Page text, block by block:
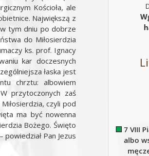
Kościoła, ale
Największą z
w tym dniu po dobrze
do Miłosierdzia
ks. prof. Ignacy
kar doczesnych
łaska jest
chrztu: albowiem
przytoczonych zaś
czyli pod
ma być nowenna
Bożego. Święto
Pan Jezus
7 VIII
albo